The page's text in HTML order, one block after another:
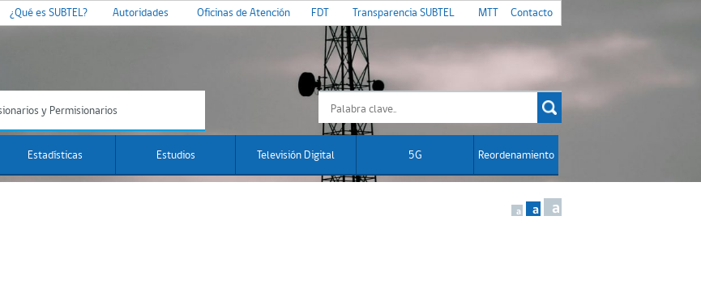
¿Qué es SUBTEL? Autoridades Oficinas de Atención FDT Transparencia SUBTEL MTT Contacto
y Permisionarios
Estadísticas Estudios Televisión Digital 5G Reordenamiento
a a a